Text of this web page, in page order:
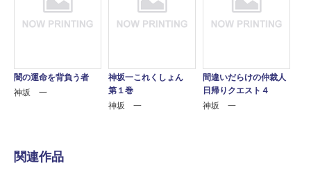
闇の運命を背負う者
神坂 一
神坂一これくしょん
第１巻
神坂 一
間違いだらけの仲裁人
日帰りクエスト４
神坂 一
関連作品